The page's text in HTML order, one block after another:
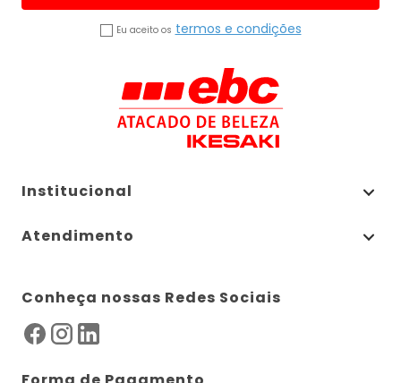
Eu aceito os termos e condições
Institucional
Atendimento
Conheça nossas Redes Sociais